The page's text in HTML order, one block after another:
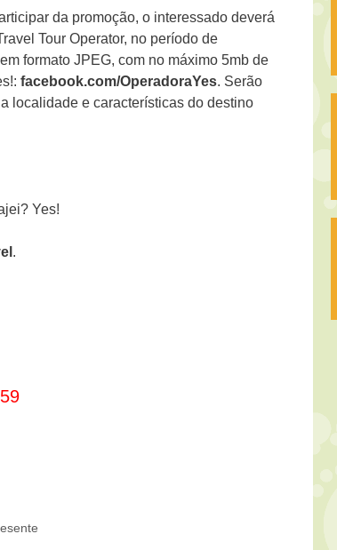
da promoção, o interessado deverá
Tour Operator, no período de
formato JPEG, com no máximo 5mb de
facebook.com/OperadoraYes. Serão
localidade e características do destino
.